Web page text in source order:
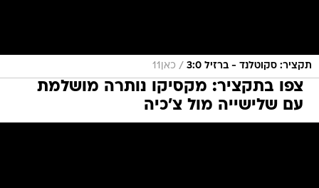
תקציר: סקוטלנד - ברזיל 3:0 / כאן11
צפו בתקציר: מקסיקו נותרה מושלמת
עם שלישייה מול צ'כיה